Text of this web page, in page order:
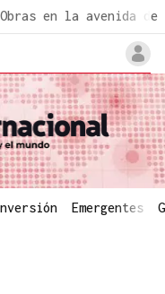
Obras en la avenida de
Emergentes